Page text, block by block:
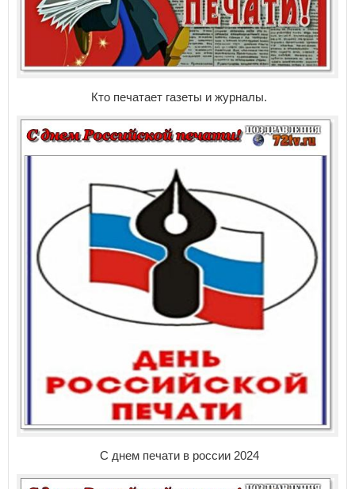
Кто печатает газеты и журналы.
С днем печати в россии 2024